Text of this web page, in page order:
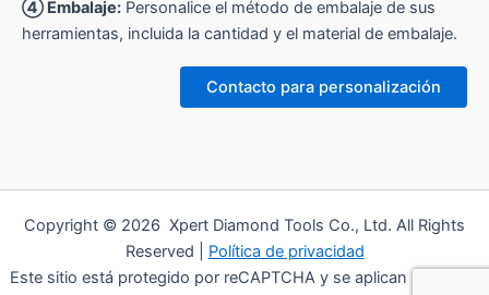
④ Embalaje: Personalice el método de embalaje de sus
herramientas, incluida la cantidad y el material de embalaje.
Contacto para personalización
Copyright © 2026 Xpert Diamond Tools Co., Ltd. All Rights
Reserved | Política de privacidad
Este sitio está protegido por reCAPTCHA y se aplican la Política